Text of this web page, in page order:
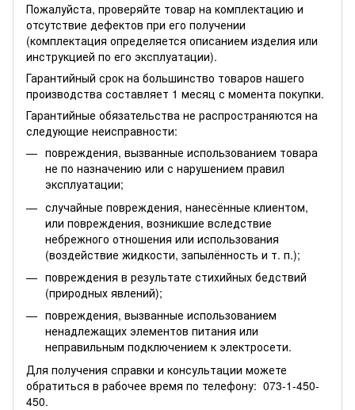
Пожалуйста, проверяйте товар на комплектацию и
отсутствие дефектов при его получении
(комплектация определяется описанием изделия или
инструкцией по его эксплуатации).
Гарантийный срок на большинство товаров нашего
производства составляет 1 месяц с момента покупки.
Гарантийные обязательства не распространяются на
следующие неисправности:
повреждения, вызванные использованием товара
не по назначению или с нарушением правил
эксплуатации;
случайные повреждения, нанесённые клиентом,
или повреждения, возникшие вследствие
небрежного отношения или использования
(воздействие жидкости, запылённость и т. п.);
повреждения в результате стихийных бедствий
(природных явлений);
повреждения, вызванные использованием
ненадлежащих элементов питания или
неправильным подключением к электросети.
Для получения справки и консультации можете
обратиться в рабочее время по телефону: 073-1-450-
450.